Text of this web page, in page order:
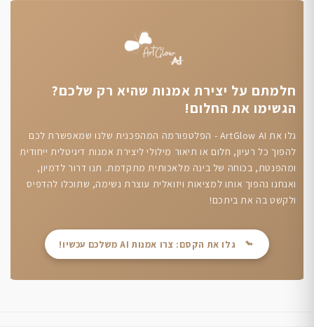
חלמתם על יצירת אמנות שהיא רק שלכם?
הגשימו את החלום!
גלו את ArtGlow AI - הפלטפורמה המהפכנית שלנו שמאפשרת לכם
להפוך כל רעיון, חלום או תיאור מילולי ליצירת אמנות דיגיטלית ייחודית
ומהפנטת, בכוחה של בינה מלאכותית מתקדמת. תנו דרור לדמיון,
ואנחנו נהפוך אותו למציאות ויזואלית עוצרת נשימה, שתוכלו להדפיס
ולקשט בה את ביתכם!
גלו את הקסם: צרו אמנות AI משלכם עכשיו!